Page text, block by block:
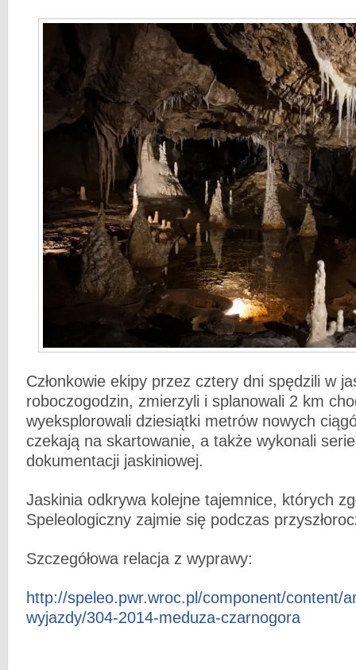
Członkowie ekipy przez cztery dni spędzili w
roboczogodzin, zmierzyli i splanowali 2 km
wyeksplorowali dziesiątki metrów nowych
czekają na skartowanie, a także wykonali
dokumentacji jaskiniowej.
Jaskinia odkrywa kolejne tajemnice, których
Speleologiczny zajmie się podczas
Szczegółowa relacja z wyprawy:
http://speleo.pwr.wroc.pl/component/content/
wyjazdy/304-2014-meduza-czarnogora